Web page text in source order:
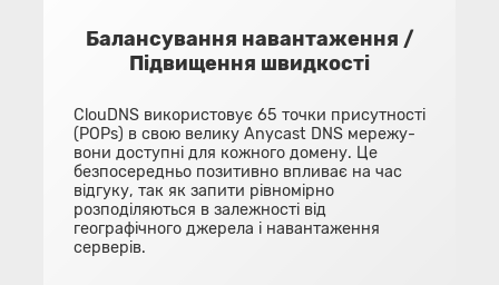
Балансування навантаження /
Підвищення швидкості
ClouDNS використовує 65 точки присутності
(POPs) в свою велику Anycast DNS мережу-
вони доступні для кожного домену. Це
безпосередньо позитивно впливає на час
відгуку, так як запити рівномірно
розподіляються в залежності від
географічного джерела і навантаження
серверів.